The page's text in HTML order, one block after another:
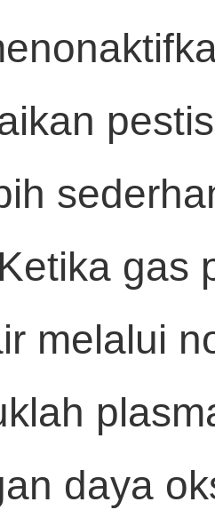
gas
melalui
daya